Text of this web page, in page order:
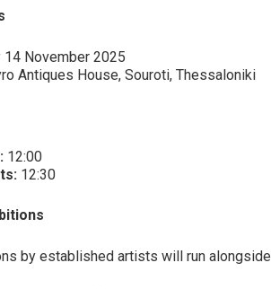
14 November 2025
Antiques House, Souroti, Thessaloniki
12:00
12:30
by established artists will run